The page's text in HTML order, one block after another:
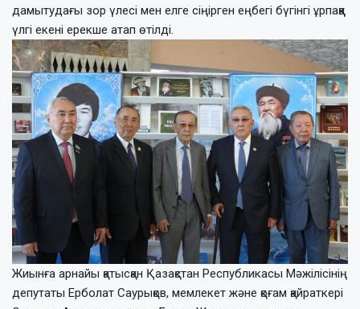
дамытудағы зор үлесі мен елге сіңірген еңбегі бүгінгі ұрпаққа
үлгі екені ерекше атап өтілді.
Жиынға арнайы қатысқан Қазақстан Республикасы Мәжілісінің
депутаты Ерболат Саурықов, мемлекет және қоғам қайраткері